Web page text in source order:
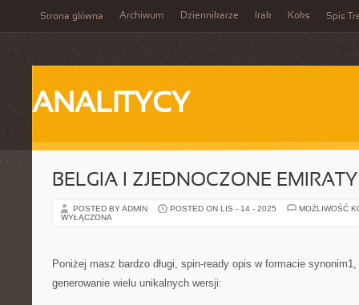
Strona główna Archiwum Dziennikarze Irak Koks Spis
ANALITYCY
BELGIA I ZJEDNOCZONE
POSTED BY ADMIN POSTED ON LIS - 14 - 2025
MOŻLIWOŚĆ
WYŁĄCZONA
Poniżej masz bardzo długi, spin-ready opis w formacie
generowanie wielu unikalnych wersji: